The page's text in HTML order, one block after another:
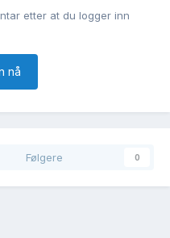
etter at du logger inn
nå
Følgere 0